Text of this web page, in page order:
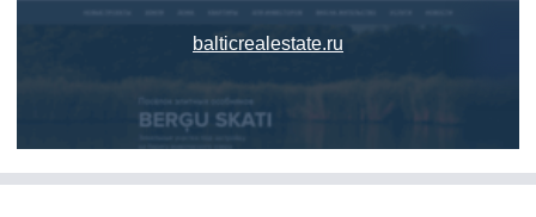
balticrealestate.ru